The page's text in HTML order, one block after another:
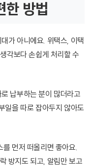
한 방법
가 아니에요. 위택스, 이택
각보다 손쉽게 처리할 수
납부하는 분이 많더라고
일을 따로 잡아두지 않아도
먼저 떠올리면 좋아요.
방지도 되고, 알림만 보고